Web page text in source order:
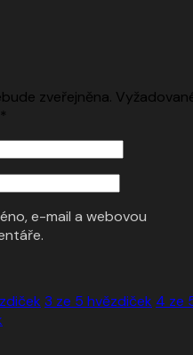
zveřejněna.
*
e-mail a webovou
3 ze 5 hvězdiček 4 ze